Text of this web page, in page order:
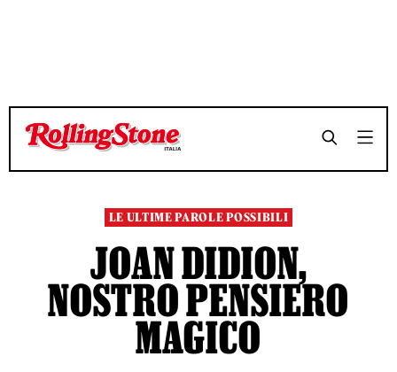
TEMPO DI LETTURA 8 MINUTI SHARE
TEMPO DI LETTURA 8 MINUTI SHARE
LE ULTIME PAROLE POSSIBILI
JOAN DIDION,
NOSTRO PENSIERO
MAGICO